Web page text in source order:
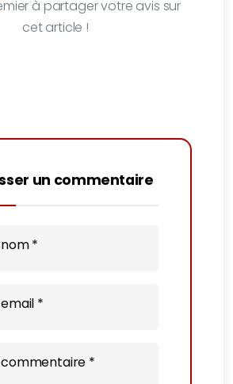
à partager votre avis sur
cet article !
un commentaire
*
*
*